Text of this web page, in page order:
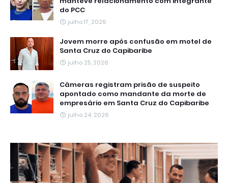
do PCC
julho 17, 2026
Jovem morre após confusão em motel de
Santa Cruz do Capibaribe
julho 25, 2026
Câmeras registram prisão de suspeito
apontado como mandante da morte de
empresário em Santa Cruz do Capibaribe
julho 24, 2026